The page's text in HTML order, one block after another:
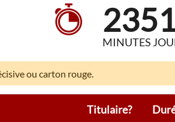
MINUTES
ou carton rouge.
Titulaire?